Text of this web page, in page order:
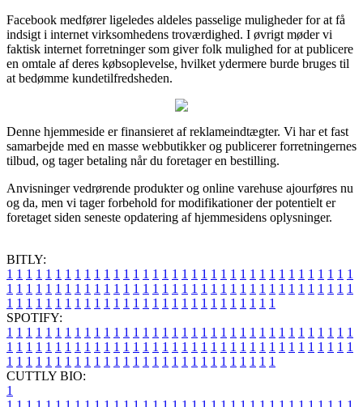
Facebook medfører ligeledes aldeles passelige muligheder for at få
indsigt i internet virksomhedens troværdighed. I øvrigt møder vi
faktisk internet forretninger som giver folk mulighed for at publicere
en omtale af deres købsoplevelse, hvilket ydermere burde bruges til
at bedømme kundetilfredsheden.
Denne hjemmeside er finansieret af reklameindtægter. Vi har et fast
samarbejde med en masse webbutikker og publicerer forretningernes
tilbud, og tager betaling når du foretager en bestilling.
Anvisninger vedrørende produkter og online varehuse ajourføres nu
og da, men vi tager forbehold for modifikationer der potentielt er
foretaget siden seneste opdatering af hjemmesidens oplysninger.
BITLY:
1 1 1 1 1 1 1 1 1 1 1 1 1 1 1 1 1 1 1 1 1 1 1 1 1 1 1 1 1 1 1 1 1 1 1 1
1 1 1 1 1 1 1 1 1 1 1 1 1 1 1 1 1 1 1 1 1 1 1 1 1 1 1 1 1 1 1 1 1 1 1 1
1 1 1 1 1 1 1 1 1 1 1 1 1 1 1 1 1 1 1 1 1 1 1 1 1 1 1 1
SPOTIFY:
1 1 1 1 1 1 1 1 1 1 1 1 1 1 1 1 1 1 1 1 1 1 1 1 1 1 1 1 1 1 1 1 1 1 1 1
1 1 1 1 1 1 1 1 1 1 1 1 1 1 1 1 1 1 1 1 1 1 1 1 1 1 1 1 1 1 1 1 1 1 1 1
1 1 1 1 1 1 1 1 1 1 1 1 1 1 1 1 1 1 1 1 1 1 1 1 1 1 1 1
CUTTLY BIO:
1